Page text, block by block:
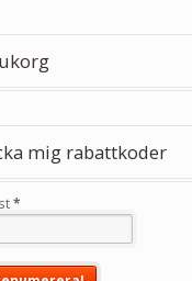
mig rabattkoder
*